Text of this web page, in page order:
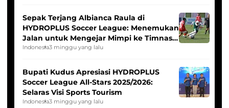
Sepak Terjang Albianca Raula di
HYDROPLUS Soccer League: Menemukan
Jalan untuk Mengejar Mimpi ke Timnas
Indonesia Putri
Indonesia3 minggu yang lalu
Bupati Kudus Apresiasi HYDROPLUS
Soccer League All-Stars 2025/2026:
Selaras Visi Sports Tourism
Indonesia3 minggu yang lalu